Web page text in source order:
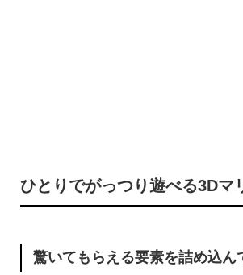
ひとりでがっつり遊べる3Dマ
驚いてもらえる要素を詰め込ん